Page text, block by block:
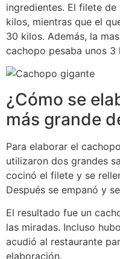
ingredientes. El filete
kilos, mientras que el
30 kilos. Además, la
cachopo pesaba unos 3
¿Cómo se
más grande
Para elaborar el
utilizaron dos grandes
cocinó el filete y se
Después se empanó y
El resultado fue un
las miradas. Incluso
acudió al restaurante
elaboración.